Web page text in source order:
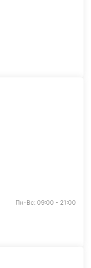
Пн-Вс: 09:00 - 21:00